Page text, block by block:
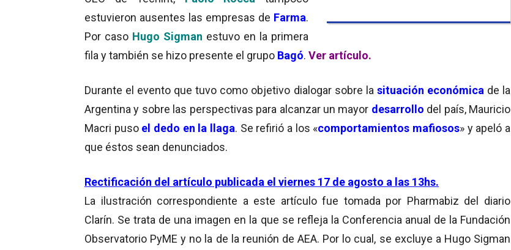
estuvieron ausentes las empresas de Farma.
Por caso Hugo Sigman estuvo en la primera
fila y también se hizo presente el grupo Bagó. Ver artículo.
Durante el evento que tuvo como objetivo dialogar sobre la situación económica de la
Argentina y sobre las perspectivas para alcanzar un mayor desarrollo del país, Mauricio
Macri puso el dedo en la llaga. Se refirió a los «comportamientos mafiosos» y apeló a
que éstos sean denunciados.
Rectificación del artículo publicada el viernes 17 de agosto a las 13hs.
La ilustración correspondiente a este artículo fue tomada por Pharmabiz del diario
Clarín. Se trata de una imagen en la que se refleja la Conferencia anual de la Fundación
Observatorio PyME y no la de la reunión de AEA. Por lo cual, se excluye a Hugo Sigman